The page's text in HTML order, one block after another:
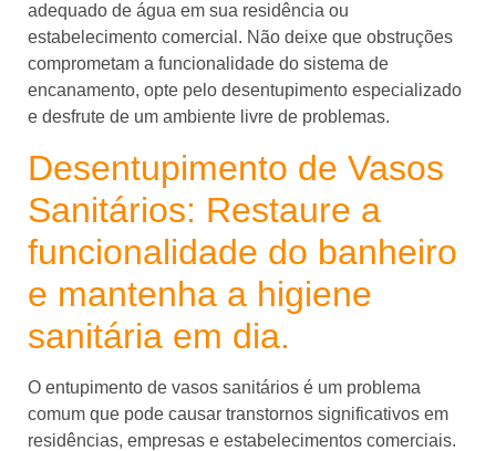
adequado de água em sua residência ou
estabelecimento comercial. Não deixe que obstruções
comprometam a funcionalidade do sistema de
encanamento, opte pelo desentupimento especializado
e desfrute de um ambiente livre de problemas.
Desentupimento de Vasos
Sanitários: Restaure a
funcionalidade do banheiro
e mantenha a higiene
sanitária em dia.
O entupimento de vasos sanitários é um problema
comum que pode causar transtornos significativos em
residências, empresas e estabelecimentos comerciais.